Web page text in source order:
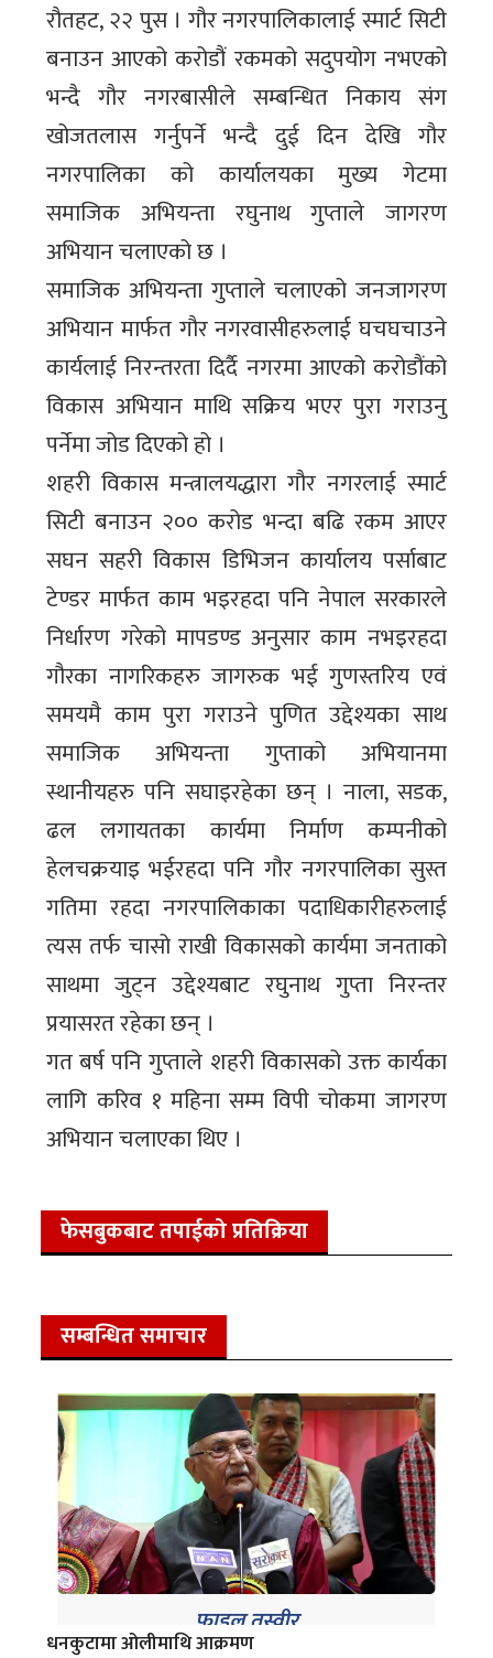
रौतहट, २२ पुस । गौर नगरपालिकालाई स्मार्ट सिटी
बनाउन आएको करोडौं रकमको सदुपयोग नभएको
भन्दै गौर नगरबासीले सम्बन्धित निकाय संग
खोजतलास गर्नुपर्ने भन्दै दुई दिन देखि गौर
नगरपालिका को कार्यालयका मुख्य गेटमा
समाजिक अभियन्ता रघुनाथ गुप्ताले जागरण
अभियान चलाएको छ ।
समाजिक अभियन्ता गुप्ताले चलाएको जनजागरण
अभियान मार्फत गौर नगरवासीहरुलाई घचघचाउने
कार्यलाई निरन्तरता दिर्दै नगरमा आएको करोडौंको
विकास अभियान माथि सक्रिय भएर पुरा गराउनु
पर्नेमा जोड दिएको हो ।
शहरी विकास मन्त्रालयद्धारा गौर नगरलाई स्मार्ट
सिटी बनाउन २०० करोड भन्दा बढि रकम आएर
सघन सहरी विकास डिभिजन कार्यालय पर्साबाट
टेण्डर मार्फत काम भइरहदा पनि नेपाल सरकारले
निर्धारण गरेको मापडण्ड अनुसार काम नभइरहदा
गौरका नागरिकहरु जागरुक भई गुणस्तरिय एवं
समयमै काम पुरा गराउने पुणित उद्देश्यका साथ
समाजिक अभियन्ता गुप्ताको अभियानमा
स्थानीयहरु पनि सघाइरहेका छन् । नाला, सडक,
ढल लगायतका कार्यमा निर्माण कम्पनीको
हेलचक्रयाइ भईरहदा पनि गौर नगरपालिका सुस्त
गतिमा रहदा नगरपालिकाका पदाधिकारीहरुलाई
त्यस तर्फ चासो राखी विकासको कार्यमा जनताको
साथमा जुट्न उद्देश्यबाट रघुनाथ गुप्ता निरन्तर
प्रयासरत रहेका छन् ।
गत बर्ष पनि गुप्ताले शहरी विकासको उक्त कार्यका
लागि करिव १ महिना सम्म विपी चोकमा जागरण
अभियान चलाएका थिए ।
फेसबुकबाट तपाईको प्रतिक्रिया
सम्बन्धित समाचार
धनकुटामा ओलीमाथि आक्रमण